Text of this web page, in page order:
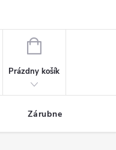
NÁKUPNÝ KOŠÍK
Prázdny košík
Zárubne